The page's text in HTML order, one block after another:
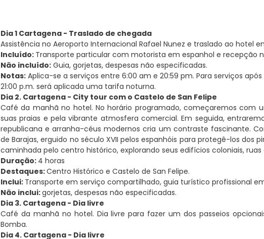
Dia 1 Cartagena - Traslado de chegada
Assistência no Aeroporto Internacional Rafael Nunez e traslado ao hotel
Incluído: Transporte particular com motorista em espanhol e recepção
Não incluído: Guia, gorjetas, despesas não especificadas.
Notas: Aplica-se a serviços entre 6:00 am e 20:59 pm. Para serviços após
21:00 p.m. será aplicada uma tarifa noturna.
Dia 2. Cartagena - City tour com o Castelo de San Felipe
Café da manhã no hotel. No horário programado, começaremos com
suas praias e pela vibrante atmosfera comercial. Em seguida,
republicana e arranha-céus modernos cria um contraste fascinante.
de Barajas, erguido no século XVII pelos espanhóis para protegê-los
caminhada pelo centro histórico, explorando seus edifícios coloniais,
Duração: 4 horas
Destaques:Centro Histórico e Castelo de San Felipe.
Inclui: Transporte em serviço compartilhado, guia turístico profissional
Não inclui:gorjetas, despesas não especificadas.
Dia 3. Cartagena - Dia livre
Café da manhã no hotel. Dia livre para fazer um dos passeios
Bomba.
Dia 4. Cartagena - Dia livre